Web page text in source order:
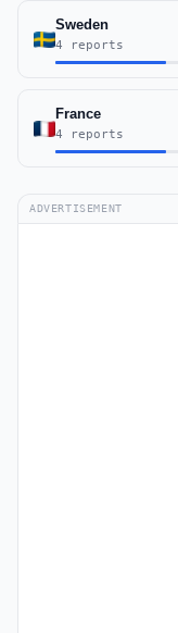
Sweden
4 reports
France
4 reports
ADVERTISEMENT